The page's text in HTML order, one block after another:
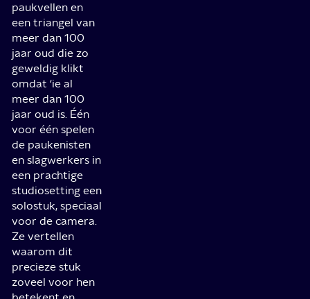
paukvellen en
een triangel van
meer dan 100
jaar oud die zo
geweldig klikt
omdat ‘ie al
meer dan 100
jaar oud is. Één
voor één spelen
de paukenisten
en slagwerkers in
een prachtige
studiosetting een
solostuk, speciaal
voor de camera.
Ze vertellen
waarom dit
precieze stuk
zoveel voor hen